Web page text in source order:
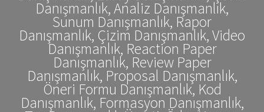
Danışmanlık, Analiz Danışmanlık,
Sunum Danışmanlık, Rapor
Danışmanlık, Çizim Danışmanlık, Video
Danışmanlık, Reaction Paper
Danışmanlık, Review Paper
Danışmanlık, Proposal Danışmanlık,
Öneri Formu Danışmanlık, Kod
Danışmanlık, Formasyon Danışmanlık,